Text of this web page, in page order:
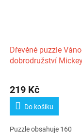
Dřevěné puzzle
dobrodružství
20x20x6cm
219 Kč
Do košíku
Puzzle obsahuje 160